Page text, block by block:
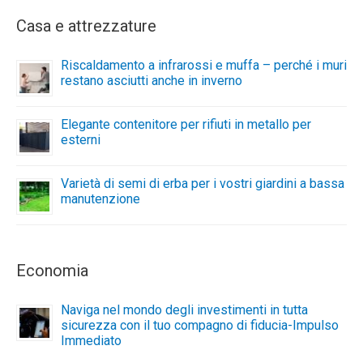
Casa e attrezzature
Riscaldamento a infrarossi e muffa – perché i muri
restano asciutti anche in inverno
Elegante contenitore per rifiuti in metallo per
esterni
Varietà di semi di erba per i vostri giardini a bassa
manutenzione
Economia
Naviga nel mondo degli investimenti in tutta
sicurezza con il tuo compagno di fiducia-Impulso
Immediato